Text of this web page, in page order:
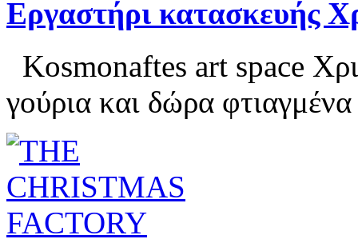
Εργαστήρι κατασκευής
Kosmonaftes art space
γούρια και δώρα